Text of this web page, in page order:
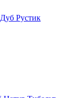
Рустик